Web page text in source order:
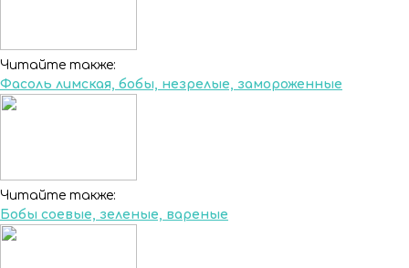
Читайте также:
Фасоль лимская, бобы, незрелые, замороженные
Читайте также:
Бобы соевые, зеленые, вареные